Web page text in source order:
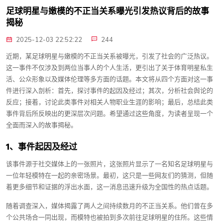
足球明星与嫩模的不正当关系曝光引发热议背后的故事
揭秘
2025-12-03 22:52:22
244
近期，某足球明星与嫩模的不正当关系被曝光，引发了社会的广泛热议。
这一事件不仅涉及到两位当事人的个人生活，更引出了关于体育明星私生
活、公众形象以及媒体伦理等多方面的话题。本文将从四个方面对这一事
件进行深入剖析：首先，探讨事件的起因及经过；其次，分析社会舆论的
反应；接着，讨论此类事件对相关人物职业生涯的影响；最后，总结此类
事件背后所反映出的更深层次问题。希望通过这些角度，为读者呈现一个
全面而深入的故事揭秘。
1、事件起因及经过
该事件源于社交媒体上的一张照片，这张照片显示了一名知名足球明星与
一位年轻模特在一起的亲密场景。最初，这只是一些网友们的猜测，但随
着更多细节和证据的浮出水面，这一消息迅速升级为全国性的热点话题。
随着调查深入，媒体揭露了两人之间持续数月的不正当关系。他们曾在多
个公共场合一同出现，而模特也被拍到多次前往足球明星的住所。这些情